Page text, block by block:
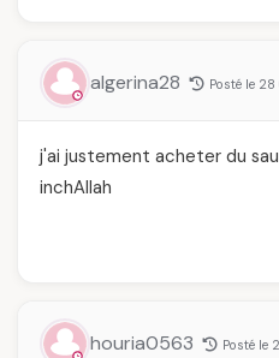
algerina28 Posté le
j'ai justement acheter du
inchAllah
houria0563 Posté le